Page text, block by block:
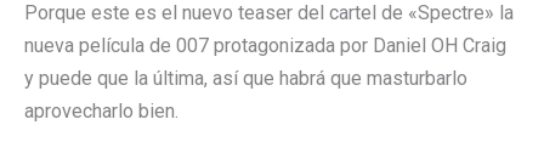
Porque este es el nuevo teaser del cartel de «Spectre» la
nueva película de 007 protagonizada por Daniel OH Craig
y puede que la última, así que habrá que masturbarlo
aprovecharlo bien.